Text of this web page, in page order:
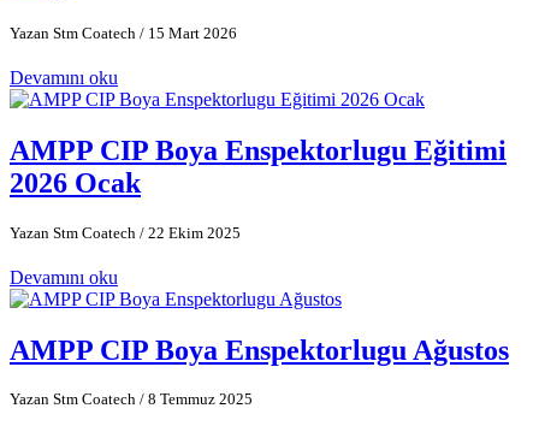
Yazan Stm Coatech / 15 Mart 2026
Devamını oku
AMPP CIP Boya Enspektorlugu Eğitimi
2026 Ocak
Yazan Stm Coatech / 22 Ekim 2025
Devamını oku
AMPP CIP Boya Enspektorlugu Ağustos
Yazan Stm Coatech / 8 Temmuz 2025